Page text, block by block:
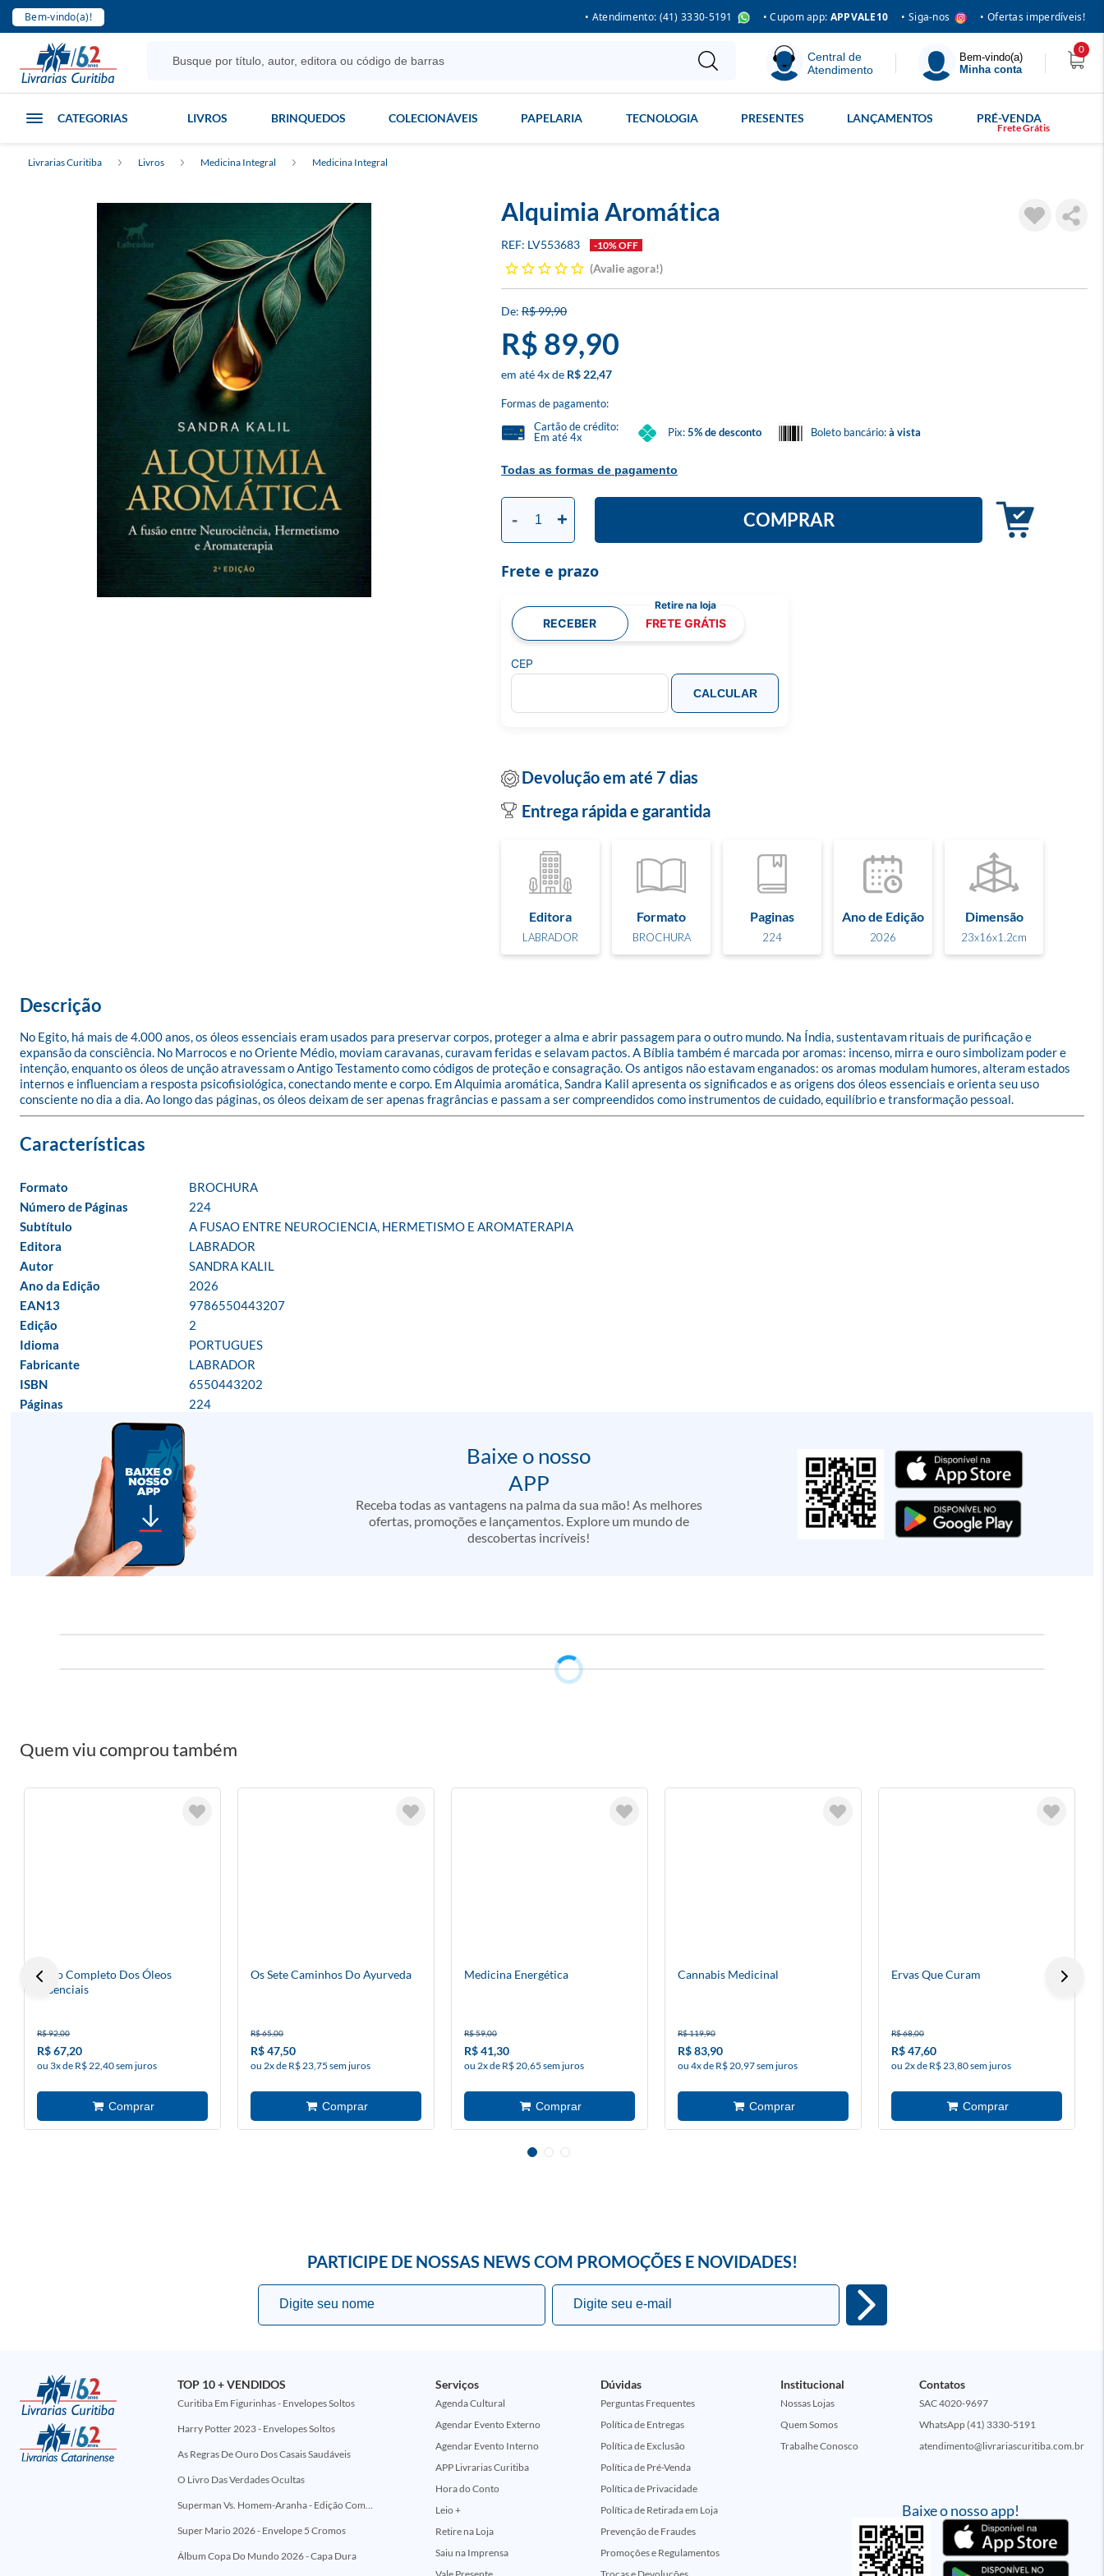
Bem-vindo(a)! • Atendimento: (41) 3330-5191 • Cupom app: APPVALE10 • Siga-nos • Ofertas imperdíveis!
Central de
Atendimento
Bem-vindo(a)
Minha conta
0
CATEGORIAS LIVROS BRINQUEDOS COLECIONÁVEIS PAPELARIA TECNOLOGIA PRESENTES LANÇAMENTOS PRÉ-VENDA
Livrarias Curitiba Livros Medicina Integral Medicina Integral
Alquimia Aromática
LV553683 -10% OFF
Avalie agora!
R$ 99,90
R$ 89,90
4x R$ 22,47
Formas de pagamento:
Todas as formas de pagamento
Cartão de crédito:
Em até 4x
Pix:5% de desconto Boleto bancário:à vista
- + COMPRAR
Frete e prazo
RECEBER FRETE GRÁTIS
CEP
CALCULAR
Devolução em até 7 dias
Entrega rápida e garantida
Editora
LABRADOR
Formato
BROCHURA
Paginas
224
Ano de Edição
2026
Dimensão
23x16x1.2cm
Descrição
No Egito, há mais de 4.000 anos, os óleos essenciais eram usados para preservar corpos, proteger a alma e abrir passagem para o outro mundo. Na Índia, sustentavam rituais de purificação e
expansão da consciência. No Marrocos e no Oriente Médio, moviam caravanas, curavam feridas e selavam pactos. A Bíblia também é marcada por aromas: incenso, mirra e ouro simbolizam poder e
intenção, enquanto os óleos de unção atravessam o Antigo Testamento como códigos de proteção e consagração. Os antigos não estavam enganados: os aromas modulam humores, alteram estados
internos e influenciam a resposta psicofisiológica, conectando mente e corpo. Em Alquimia aromática, Sandra Kalil apresenta os significados e as origens dos óleos essenciais e orienta seu uso
consciente no dia a dia. Ao longo das páginas, os óleos deixam de ser apenas fragrâncias e passam a ser compreendidos como instrumentos de cuidado, equilíbrio e transformação pessoal.
Formato
BROCHURA
Número de Páginas
224
Subtítulo
A FUSAO ENTRE NEUROCIENCIA, HERMETISMO E AROMATERAPIA
Editora
LABRADOR
Autor
SANDRA KALIL
Ano da Edição
2026
EAN13
9786550443207
Edição
2
Idioma
PORTUGUES
Fabricante
LABRADOR
ISBN
6550443202
Páginas
224
Baixe o nosso
APP
Receba todas as vantagens na palma da sua mão! As melhores
ofertas, promoções e lançamentos. Explore um mundo de
descobertas incríveis!
Quem viu comprou também
Livro Completo Dos Óleos
Essenciais
R$ 92,00
R$ 67,20
ou 3x de R$ 22,40 sem juros
Os Sete Caminhos Do Ayurveda
R$ 65,00
R$ 47,50
ou 2x de R$ 23,75 sem juros
Medicina Energética
R$ 59,00
R$ 41,30
ou 2x de R$ 20,65 sem juros
Cannabis Medicinal
R$ 119,90
R$ 83,90
ou 4x de R$ 20,97 sem juros
Ervas Que Curam
R$ 68,00
R$ 47,60
ou 2x de R$ 23,80 sem juros
PARTICIPE DE NOSSAS NEWS COM PROMOÇÕES E NOVIDADES!
Baixe o nosso app!
TOP 10 + VENDIDOS
Curitiba Em Figurinhas - Envelopes Soltos
Harry Potter 2023 - Envelopes Soltos
As Regras De Ouro Dos Casais Saudáveis
O Livro Das Verdades Ocultas
Superman Vs. Homem-Aranha - Edição Comemorativa 50 Anos (Encontros Clássicos Dc E Marvel)
Super Mario 2026 - Envelope 5 Cromos
Álbum Copa Do Mundo 2026 - Capa Dura
Serviços
Agenda Cultural
Agendar Evento Externo
Agendar Evento Interno
APP Livrarias Curitiba
Hora do Conto
Leio +
Retire na Loja
Saiu na Imprensa
Dúvidas
Perguntas Frequentes
Política de Entregas
Política de Exclusão
Política de Pré-Venda
Política de Privacidade
Política de Retirada em Loja
Prevenção de Fraudes
Promoções e Regulamentos
Institucional
Nossas Lojas
Quem Somos
Trabalhe Conosco
Contatos
SAC 4020-9697
WhatsApp (41) 3330-5191
atendimento@livrariascuritiba.com.br